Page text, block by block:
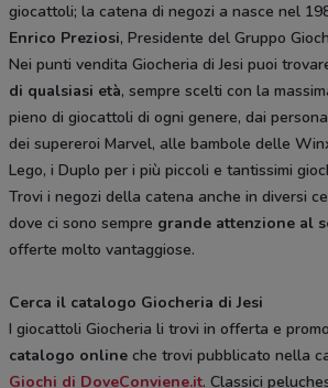
giocattoli; la catena di negozi a nasce nel
Enrico Preziosi, Presidente del Gruppo
Nei punti vendita Giocheria di Jesi puoi
di qualsiasi età, sempre scelti con la
pieno di giocattoli di ogni genere, dai
dei supereroi Marvel, alle bambole delle
Lego, i Duplo per i più piccoli e tantissimi
Trovi i negozi della catena anche in diversi
dove ci sono sempre grande attenzione al
offerte molto vantaggiose.
Cerca il catalogo Giocheria di Jesi
I giocattoli Giocheria li trovi in offerta e
catalogo online che trovi pubblicato nella
Giochi di DoveConviene.it. Classici